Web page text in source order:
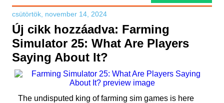
csütörtök, november 14, 2024
Új cikk hozzáadva: Farming
Simulator 25: What Are Players
Saying About It?
The undisputed king of farming sim games is here